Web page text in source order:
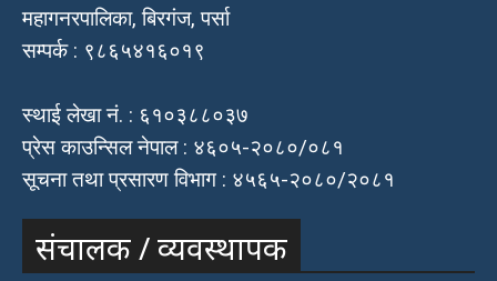
महागनरपालिका, बिरगंज, पर्सा
सम्पर्क : ९८६५४१६०१९
स्थाई लेखा नं. : ६१०३८८०३७
प्रेस काउन्सिल नेपाल : ४६०५-२०८०/०८१
सूचना तथा प्रसारण विभाग : ४५६५-२०८०/२०८१
संचालक / व्यवस्थापक